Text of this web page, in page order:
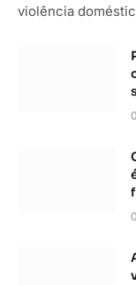
violência